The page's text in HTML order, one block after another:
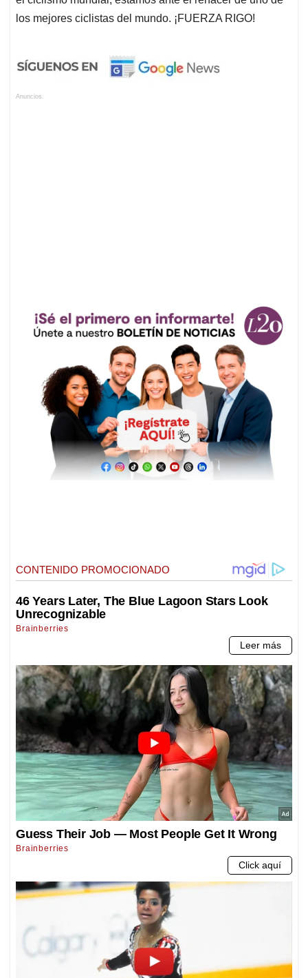
los mejores ciclistas del mundo. ¡FUERZA RIGO!
Anuncios.